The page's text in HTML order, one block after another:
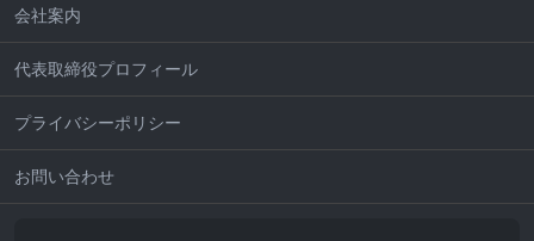
会社案内
代表取締役プロフィール
プライバシーポリシー
お問い合わせ